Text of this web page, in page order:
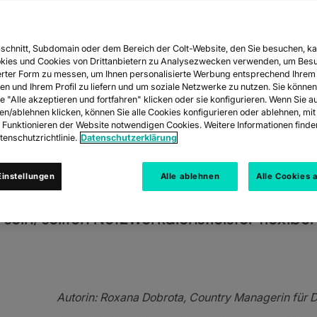
für Deutschland Die
bestimmt werden, die die Branche
erfordert von Unternehmen
und der Erwartungen an
sollten Netzwerkdienstleister
Autorin: Roxana Dobrota, Country Managerin für
Subdomain oder dem Bereich der Colt-Website, den Sie besuchen,
und Cookies von Drittanbietern zu Analysezwecken verwenden, um
Form zu messen, um Ihnen personalisierte Werbung entsprechend Ihrem
und Ihrem Profil zu liefern und um soziale Netzwerke zu nutzen. Sie
"Alle akzeptieren und fortfahren" klicken oder sie konfigurieren. Wenn Sie
ablehnen klicken, können Sie alle Cookies konfigurieren oder ablehnen,
der Website notwendigen Cookies. Weitere Informationen
Datenschutzerklärung
Alle ablehnen Alle Cookies